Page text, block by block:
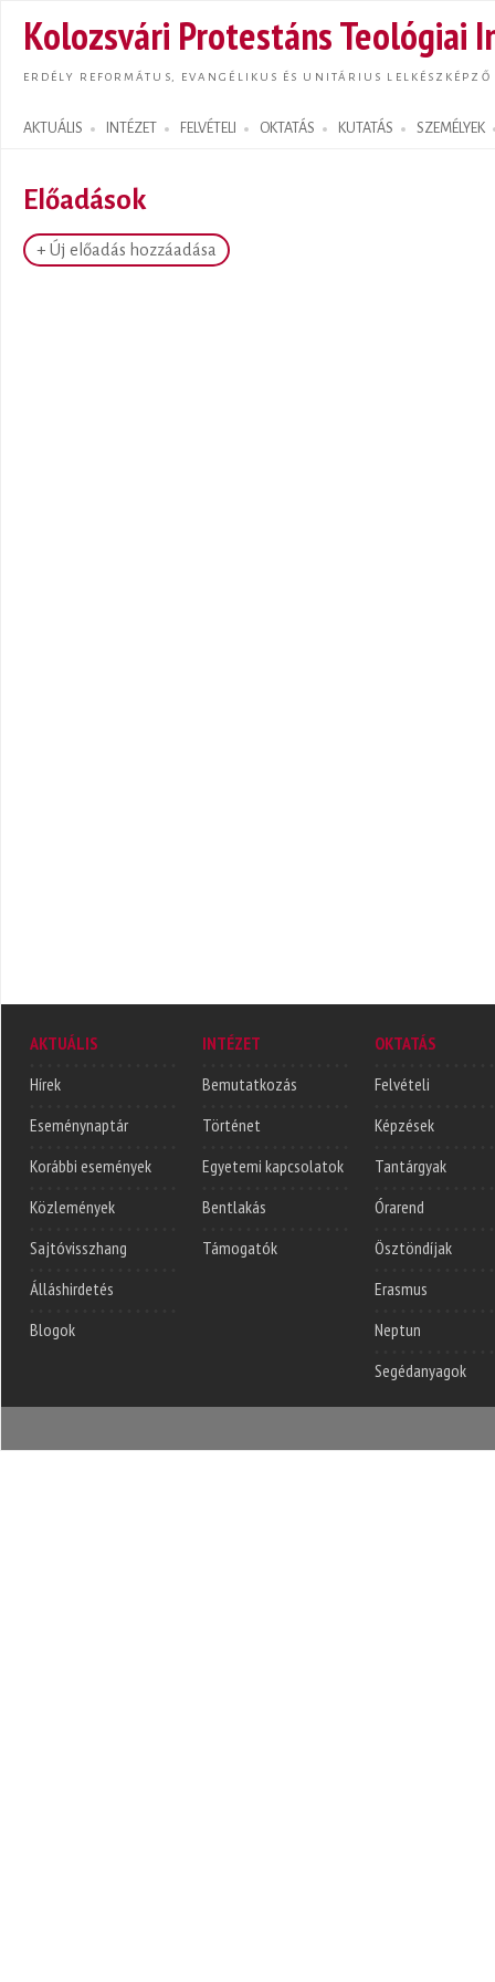
Kolozsvári Protestáns Teológiai
ERDÉLY REFORMÁTUS, EVANGÉLIKUS ÉS UNITÁRIUS LELKÉSZKÉPZŐ
AKTUÁLIS INTÉZET FELVÉTELI OKTATÁS KUTATÁS SZEMÉLYEK
Search form
Előadások
+ Új előadás hozzáadása
AKTUÁLIS
Hírek
Eseménynaptár
Korábbi események
Közlemények
Sajtóvisszhang
Álláshirdetés
Blogok
INTÉZET
Bemutatkozás
Történet
Egyetemi kapcsolatok
Bentlakás
Támogatók
OKTATÁS
Felvételi
Képzések
Tantárgyak
Órarend
Ösztöndíjak
Erasmus
Neptun
Segédanyagok